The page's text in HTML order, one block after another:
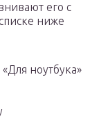
его с
ниже
ноутбука»